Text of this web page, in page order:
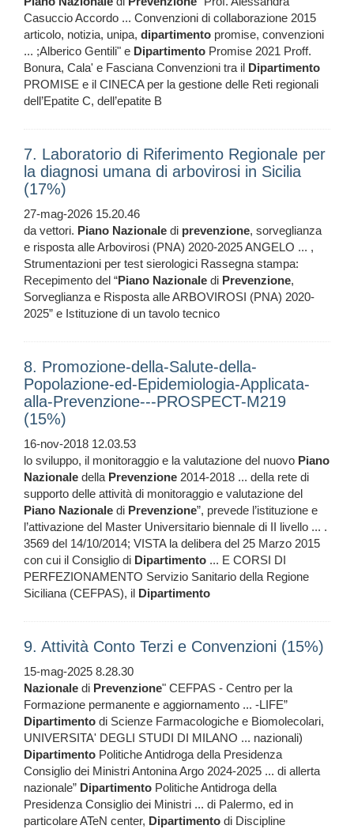
Casuccio Accordo ... Convenzioni di collaborazione 2015
articolo, notizia, unipa, dipartimento promise, convenzioni
... ;Alberico Gentili" e Dipartimento Promise 2021 Proff.
Bonura, Cala' e Fasciana Convenzioni tra il Dipartimento
PROMISE e il CINECA per la gestione delle Reti regionali
dell’Epatite C, dell’epatite B
7. Laboratorio di Riferimento Regionale per
la diagnosi umana di arbovirosi in Sicilia
(17%)
27-mag-2026 15.20.46
da vettori. Piano Nazionale di prevenzione, sorveglianza
e risposta alle Arbovirosi (PNA) 2020-2025 ANGELO ... ,
Strumentazioni per test sierologici Rassegna stampa:
Recepimento del “Piano Nazionale di Prevenzione,
Sorveglianza e Risposta alle ARBOVIROSI (PNA) 2020-
2025” e Istituzione di un tavolo tecnico
8. Promozione-della-Salute-della-
Popolazione-ed-Epidemiologia-Applicata-
alla-Prevenzione---PROSPECT-M219
(15%)
16-nov-2018 12.03.53
lo sviluppo, il monitoraggio e la valutazione del nuovo Piano
Nazionale della Prevenzione 2014-2018 ... della rete di
supporto delle attività di monitoraggio e valutazione del
Piano Nazionale di Prevenzione”, prevede l’istituzione e
l’attivazione del Master Universitario biennale di II livello ... .
3569 del 14/10/2014; VISTA la delibera del 25 Marzo 2015
con cui il Consiglio di Dipartimento ... E CORSI DI
PERFEZIONAMENTO Servizio Sanitario della Regione
Siciliana (CEFPAS), il Dipartimento
9. Attività Conto Terzi e Convenzioni (15%)
15-mag-2025 8.28.30
Nazionale di Prevenzione" CEFPAS - Centro per la
Formazione permanente e aggiornamento ... -LIFE”
Dipartimento di Scienze Farmacologiche e Biomolecolari,
UNIVERSITA' DEGLI STUDI DI MILANO ... nazionali)
Dipartimento Politiche Antidroga della Presidenza
Consiglio dei Ministri Antonina Argo 2024-2025 ... di allerta
nazionale” Dipartimento Politiche Antidroga della
Presidenza Consiglio dei Ministri ... di Palermo, ed in
particolare ATeN center, Dipartimento di Discipline